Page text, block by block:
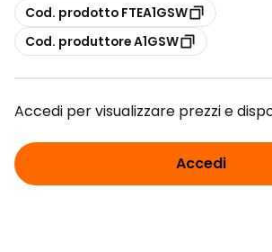
copia
Cod. prodotto FTEA1GSW
copia
Cod. produttore A1GSW
Accedi per visualizzare prezzi e
Accedi